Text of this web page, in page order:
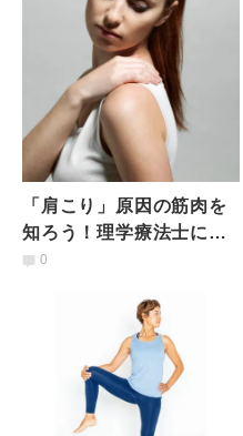
「肩こり」原因の筋肉を
知ろう！理学療法士によ
る3つの肩こりセルフマッ
0